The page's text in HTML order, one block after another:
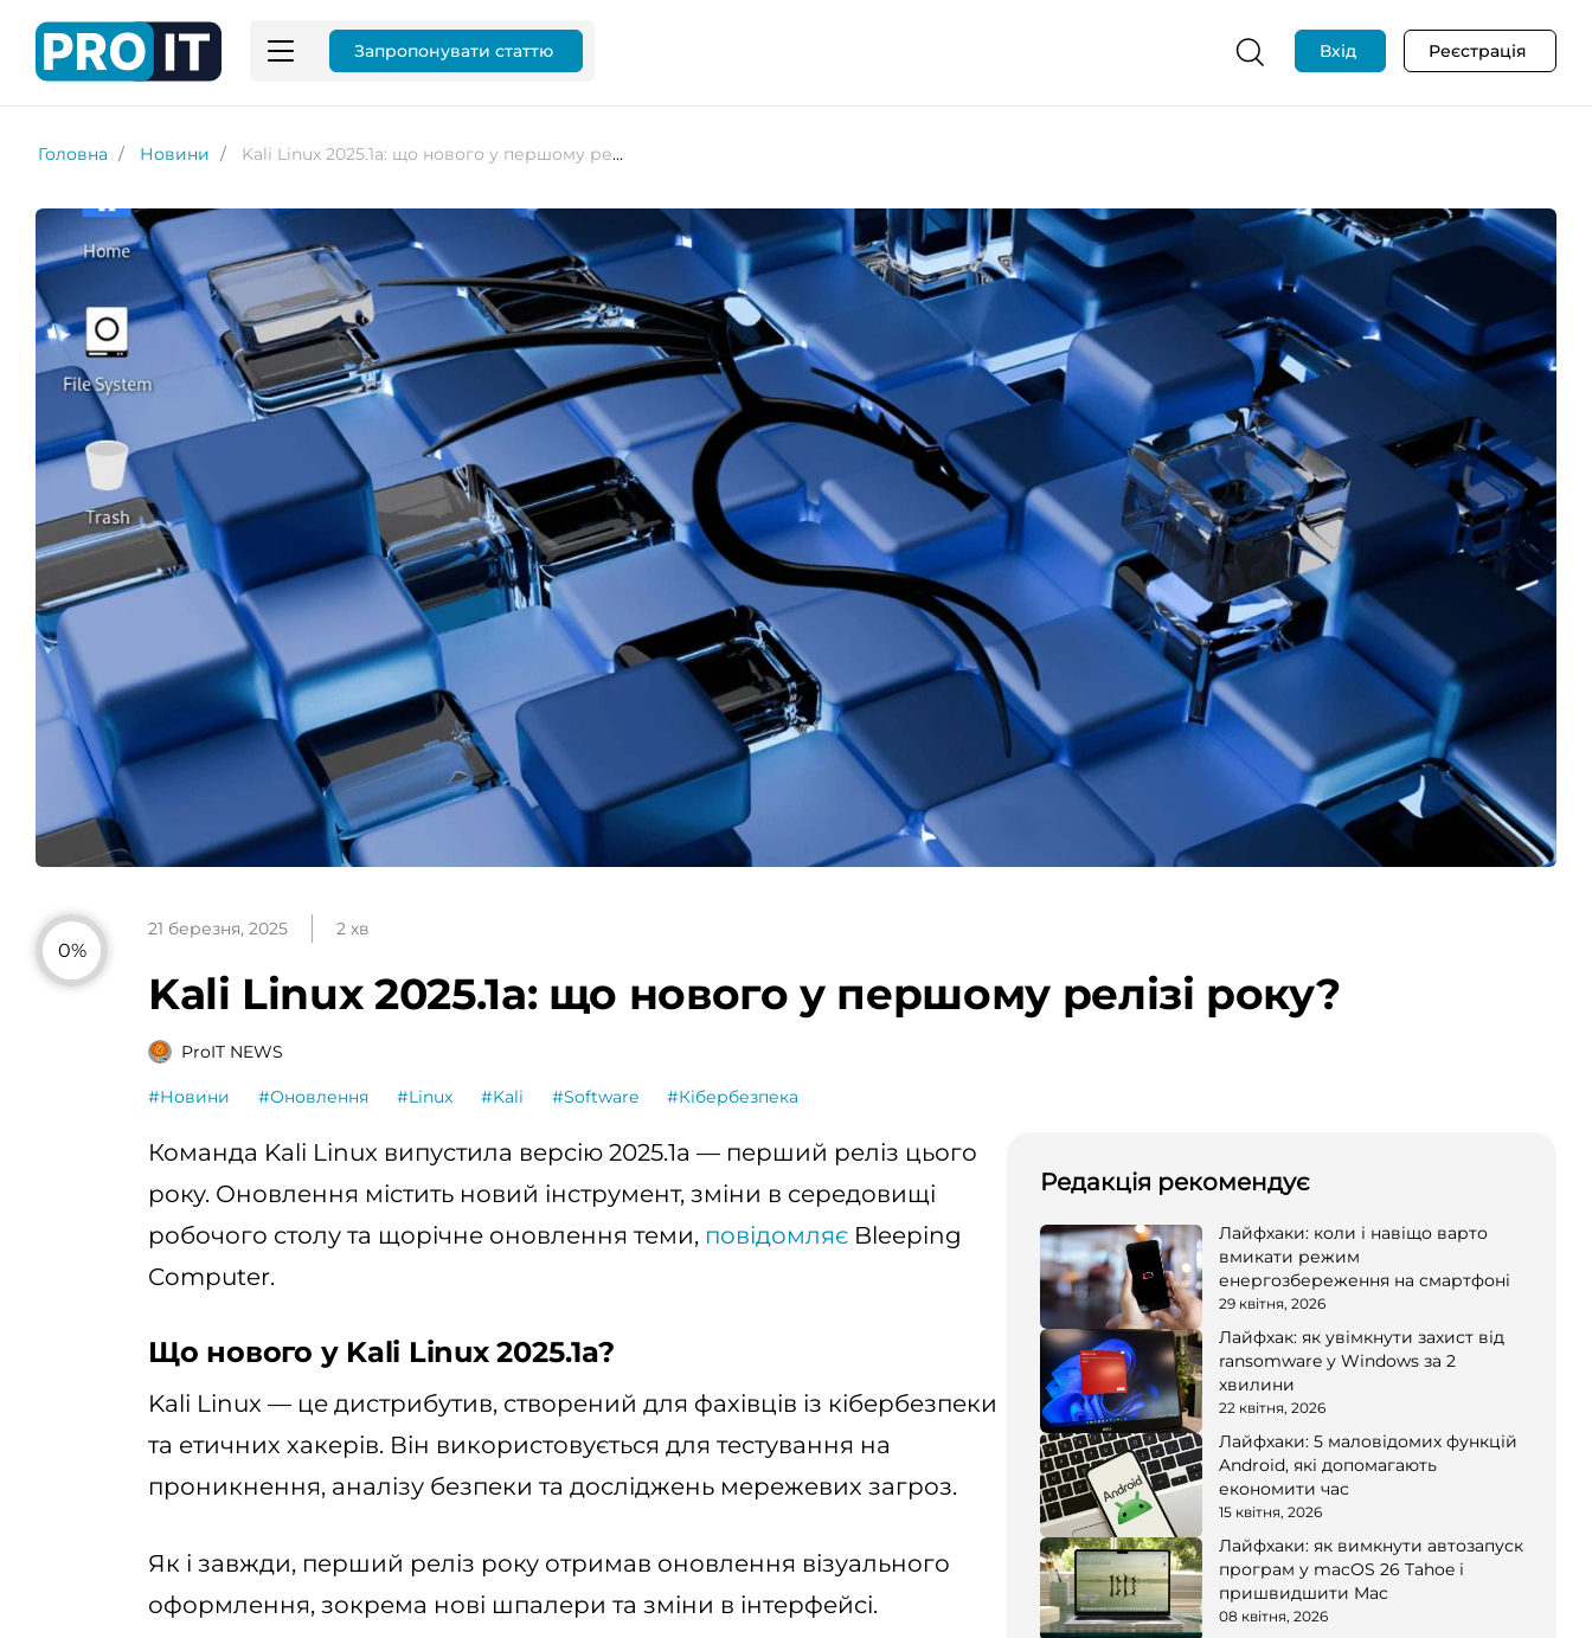
Запропонувати статтю Вхід Реєстрація
Головна Новини Kali Linux 2025.1a: що нового у першому релізі року?
0%
21 березня, 2025 2 хв
Kali Linux 2025.1a: що нового у першому релізі року?
ProIT NEWS
#Новини #Оновлення #Linux #Kali #Software #Кібербезпека
Команда Kali Linux випустила версію 2025.1a — перший реліз цього
року. Оновлення містить новий інструмент, зміни в середовищі
робочого столу та щорічне оновлення теми, повідомляє Bleeping
Computer.
Що нового у Kali Linux 2025.1a?
Kali Linux — це дистрибутив, створений для фахівців із кібербезпеки
та етичних хакерів. Він використовується для тестування на
проникнення, аналізу безпеки та досліджень мережевих загроз.
Як і завжди, перший реліз року отримав оновлення візуального
оформлення, зокрема нові шпалери та зміни в інтерфейсі.
Редакція рекомендує
Лайфхаки: коли і навіщо варто
вмикати режим
енергозбереження на смартфоні
29 квітня, 2026
Лайфхак: як увімкнути захист від
ransomware у Windows за 2
хвилини
22 квітня, 2026
Лайфхаки: 5 маловідомих функцій
Android, які допомагають
економити час
15 квітня, 2026
Лайфхаки: як вимкнути автозапуск
програм у macOS 26 Tahoe і
пришвидшити Mac
08 квітня, 2026